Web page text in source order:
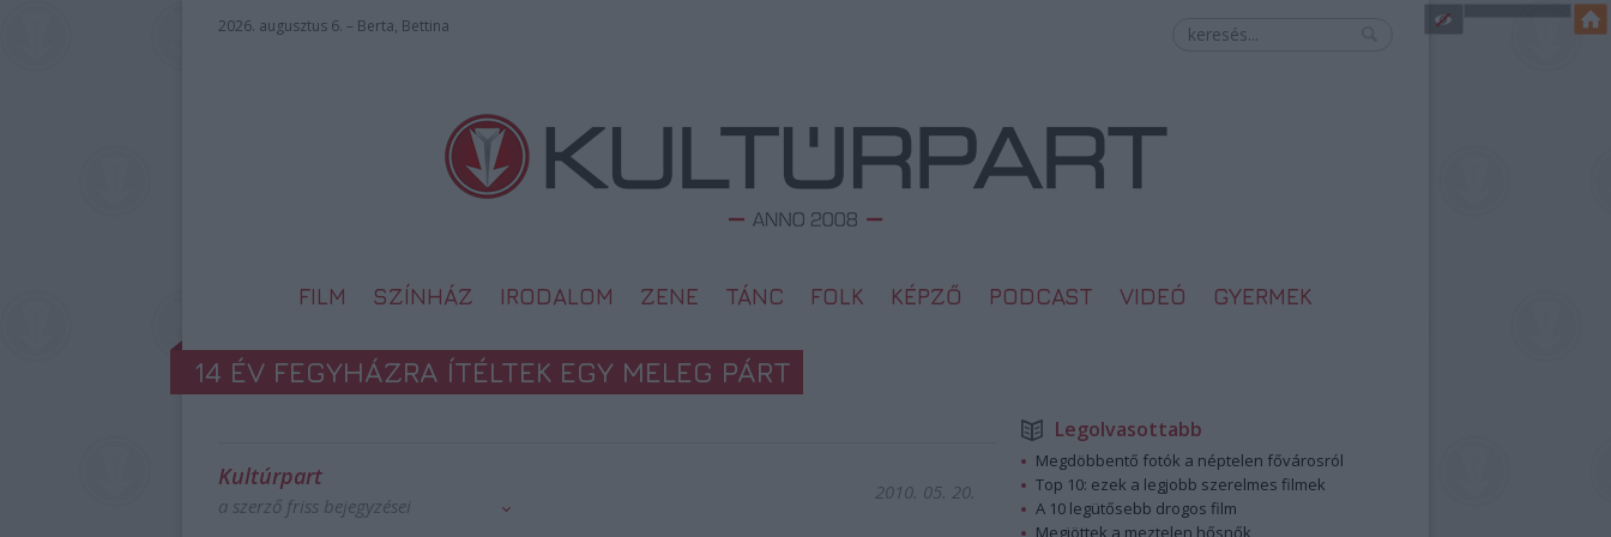
2026. augusztus 6. – Berta, Bettina
FILM SZÍNHÁZ IRODALOM ZENE TÁNC FOLK KÉPZŐ PODCAST VIDEÓ GYERMEK
14 ÉV FEGYHÁZRA ÍTÉLTEK EGY MELEG PÁRT
Kultúrpart
a szerző friss bejegyzései
2010. 05. 20.
Legolvasottabb
Megdöbbentő fotók a néptelen fővárosról
Top 10: ezek a legjobb szerelmes filmek
A 10 legütősebb drogos film
Megjöttek a meztelen hősnők